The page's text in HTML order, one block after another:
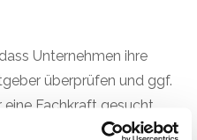
Unternehmen ihre
überprüfen und ggf.
eine Fachkraft gesucht
sein! Der Recruiting-